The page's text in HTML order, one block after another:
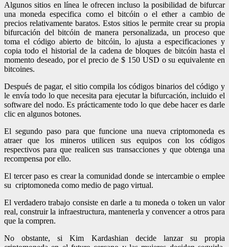
Algunos sitios en línea le ofrecen incluso la posibilidad de bifurcar
una moneda especifica como el bitcóin o el ether a cambio de
precios relativamente baratos. Estos sitios le permite crear su propia
bifurcación del bitcóin de manera personalizada, un proceso que
toma el código abierto de bitcóin, lo ajusta a especificaciones y
copia todo el historial de la cadena de bloques de bitcóin hasta el
momento deseado, por el precio de $ 150 USD o su equivalente en
bitcoines.
Después de pagar, el sitio compila los códigos binarios del código y
le envía todo lo que necesita para ejecutar la bifurcación, incluido el
software del nodo. Es prácticamente todo lo que debe hacer es darle
clic en algunos botones.
El segundo paso para que funcione una nueva criptomoneda es
atraer que los mineros utilicen sus equipos con los códigos
respectivos para que realicen sus transacciones y que obtenga una
recompensa por ello.
El tercer paso es crear la comunidad donde se intercambie o emplee
su criptomoneda como medio de pago virtual.
El verdadero trabajo consiste en darle a tu moneda o token un valor
real, construir la infraestructura, mantenerla y convencer a otros para
que la compren.
No obstante, si Kim Kardashian decide lanzar su propia